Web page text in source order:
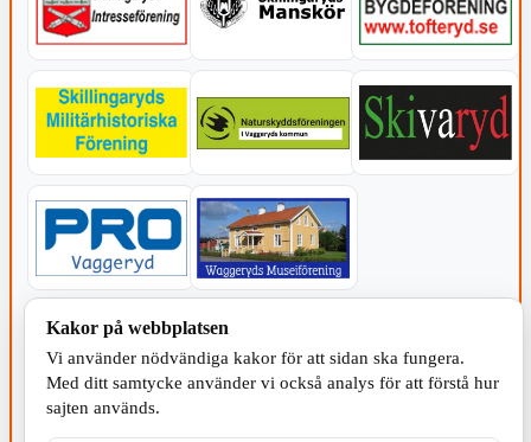
KOMMUNEN
Kakor på webbplatsen
Vi använder nödvändiga kakor för att sidan ska fungera.
Med ditt samtycke använder vi också analys för att förstå hur
sajten används.